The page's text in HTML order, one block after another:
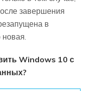
завершения
в
Windows 10 с